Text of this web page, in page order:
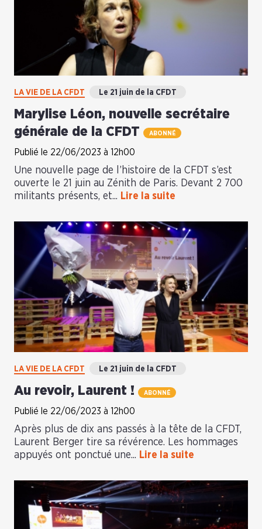
LA VIE DE LA CFDT Le 21 juin de la CFDT
Marylise Léon, nouvelle secrétaire
générale de la CFDT
ABONNÉ
Publié le 22/06/2023 à 12h00
Une nouvelle page de l’histoire de la CFDT s’est
ouverte le 21 juin au Zénith de Paris. Devant 2 700
militants présents, et... Lire la suite
LA VIE DE LA CFDT Le 21 juin de la CFDT
Au revoir, Laurent ! ABONNÉ
Publié le 22/06/2023 à 12h00
Après plus de dix ans passés à la tête de la CFDT,
Laurent Berger tire sa révérence. Les hommages
appuyés ont ponctué une... Lire la suite